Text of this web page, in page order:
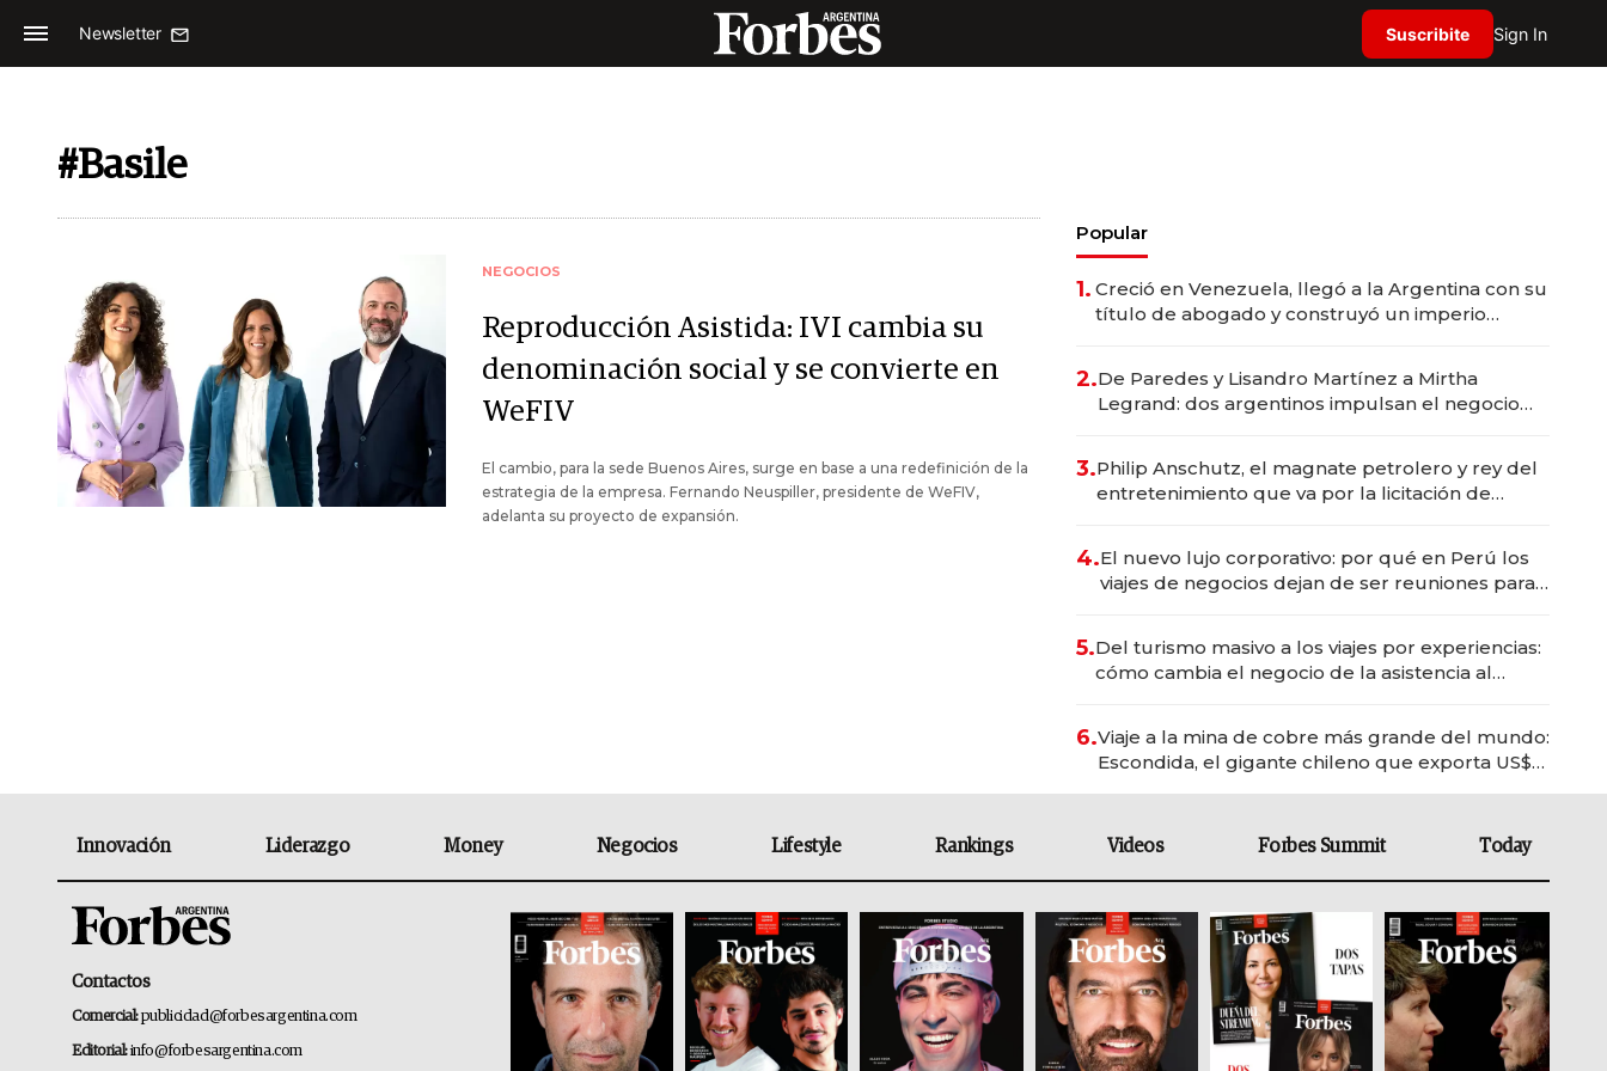
Newsletter Suscribite Sign In
#Basile
NEGOCIOS
Reproducción Asistida: IVI cambia su
denominación social y se convierte en
WeFIV
El cambio, para la sede Buenos Aires, surge en base a una redefinición de la
estrategia de la empresa. Fernando Neuspiller, presidente de WeFIV,
adelanta su proyecto de expansión.
Popular
1. Creció en Venezuela, llegó a la Argentina con su
título de abogado y construyó un imperio
2.De Paredes y Lisandro Martínez a Mirtha
Legrand: dos argentinos impulsan el negocio
3.Philip Anschutz, el magnate petrolero y rey del
entretenimiento que va por la licitación de
4.El nuevo lujo corporativo: por qué en Perú los
viajes de negocios dejan de ser reuniones para
5.Del turismo masivo a los viajes por experiencias:
cómo cambia el negocio de la asistencia al
6.Viaje a la mina de cobre más grande del mundo:
Escondida, el gigante chileno que exporta US$
Innovación Liderazgo Money Negocios Lifestyle Rankings Videos Forbes Summit Today
Contactos
Comercial:publicidad@forbesargentina.com
Editorial:info@forbesargentina.com